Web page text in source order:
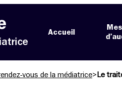
Accueil
vous de la médiatrice> Le